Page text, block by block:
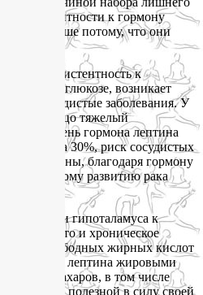
резистентности к гормону
меньше потому, что они
резистентность к
к глюкозе, возникает
сосудистые заболевания. У
налицо тяжелый
. Когда уровень гормона лептина
на 30%, риск сосудистых
женщины, благодаря гормону
ускоренному развитию рака
гипоталамуса к
много. Это и хроническое
свободных жирных кислот
выделение лептина жировыми
сахаров, в том числе
считается полезной в силу своей